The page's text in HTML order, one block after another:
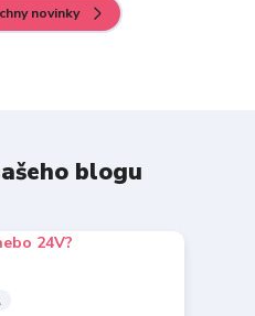
novinky
blogu